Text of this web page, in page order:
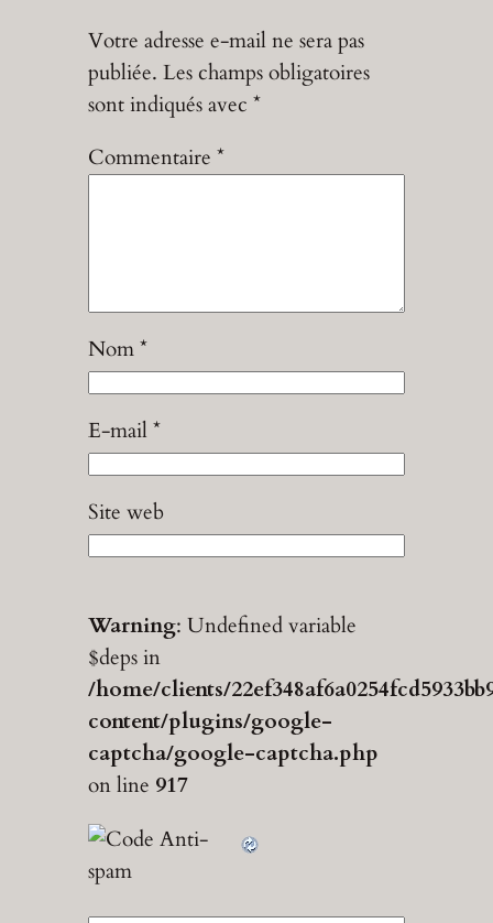
Votre adresse e-mail ne sera pas
publiée. Les champs obligatoires
sont indiqués avec *
Commentaire *
Nom*
E-mail*
Site web
Warning: Undefined variable
$deps in
/home/clients/
content/plugins/google-
captcha/google-captcha.php
on line 917